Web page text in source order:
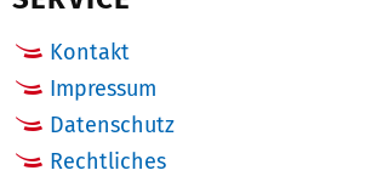
Kontakt
Impressum
Datenschutz
Rechtliches